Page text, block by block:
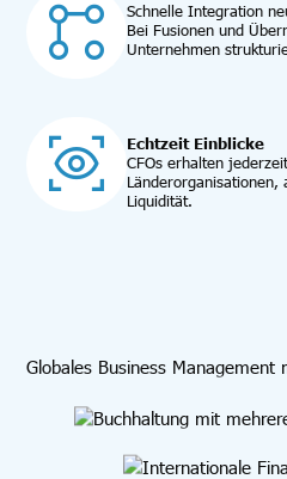
Schnelle Integration
Bei Fusionen und
Unternehmen
Echtzeit Einblicke
CFOs erhalten
Länderorganisationen,
Liquidität.
Globales Business Management